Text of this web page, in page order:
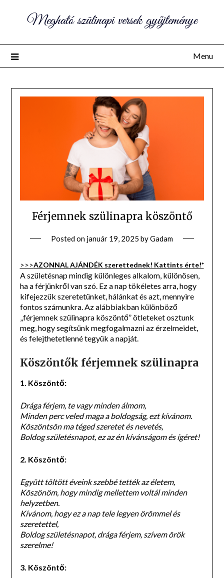
Megható szülinapi versek gyűjteménye
Menu
Férjemnek szülinapra köszöntő
Posted on január 19, 2025 byGadam
>>>AZONNAL AJÁNDÉK szerettednek! Kattints érte!*
A születésnap mindig különleges alkalom, különösen,
ha a férjünkről van szó. Ez a nap tökéletes arra, hogy
kifejezzük szeretetünket, hálánkat és azt, mennyire
fontos számunkra. Az alábbiakban különböző
„férjemnek szülinapra köszöntő” ötleteket osztunk
meg, hogy segítsünk megfogalmazni az érzelmeidet,
és felejthetetlenné tegyük a napját.
Köszöntők férjemnek szülinapra
1. Köszöntő:
Drága férjem, te vagy minden álmom,
Minden perc veled maga a boldogság, ezt kívánom.
Köszöntsön ma téged szeretet és nevetés,
Boldog születésnapot, ez az én kívánságom és ígéret!
2. Köszöntő:
Együtt töltött éveink szebbé tették az életem,
Köszönöm, hogy mindig mellettem voltál minden
helyzetben.
Kívánom, hogy ez a nap tele legyen örömmel és
szeretettel,
Boldog születésnapot, drága férjem, szívem örök
szerelme!
3. Köszöntő: